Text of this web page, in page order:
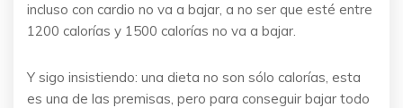
incluso con cardio no va a bajar, a no ser que esté entre
1200 calorías y 1500 calorías no va a bajar.
Y sigo insistiendo: una dieta no son sólo calorías, esta
es una de las premisas, pero para conseguir bajar todo